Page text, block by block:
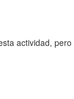
actividad, pero